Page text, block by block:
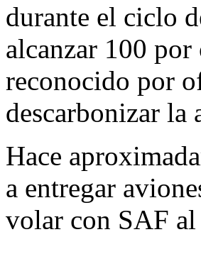
durante el ciclo
alcanzar 100
reconocido por
descarbonizar la
Hace
a entregar
volar con SAF